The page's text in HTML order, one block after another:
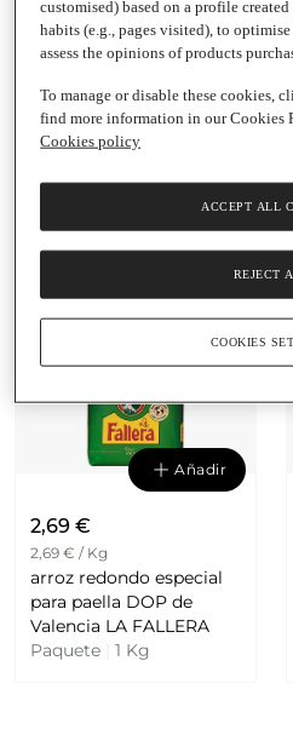
Añadir
4,70 €
4,70 € / Kg
FALLERA
Añadir
2,69 €
2,69 € / Kg
arroz redondo especial
para paella DOP de
Valencia LA FALLERA
Paquete
1 Kg
customised) based on a profile
habits (e.g., pages visited), to
assess the opinions of products
To manage or disable these cookies,
find more information in our Cookies
Cookies policy
REJECT
ACCEPT ALL
COOKIES